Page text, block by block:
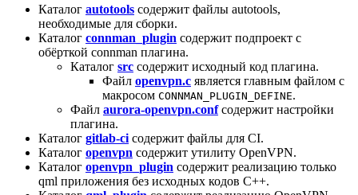
Каталог autotools содержит файлы autotools,
необходимые для сборки.
Каталог connman_plugin содержит подпроект с
обёрткой connman плагина.
Каталог src содержит исходный код плагина.
Файл openvpn.c является главным файлом с
макросом CONNMAN_PLUGIN_DEFINE.
Файл aurora-openvpn.confсодержит настройки
плагина.
Каталог gitlab-ci содержит файлы для CI.
Каталог openvpn содержит утилиту OpenVPN.
Каталог openvpn_plugin содержит реализацию только
qml приложения без исходных кодов C++.